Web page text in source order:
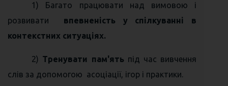
1) Багато працювати над вимовою і
розвивати
впевненість у спілкуванні в
контекстних ситуаціях.
2) Тренувати пам'ять під час вивчення
слів за допомогою асоціації, ігор і практики.